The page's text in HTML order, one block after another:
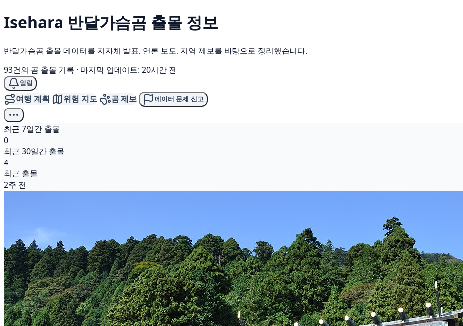
Isehara 반달가슴곰 출몰 정보
반달가슴곰 출몰 데이터를 지자체 발표, 언론 보도, 지역 제보를 바탕으로 정리했습니다.
93건의 곰 출몰 기록 · 마지막 업데이트: 20시간 전
알림
여행 계획 위험 지도 곰 제보 데이터 문제 신고
최근 7일간 출몰
0
최근 30일간 출몰
4
최근 출몰
2주 전